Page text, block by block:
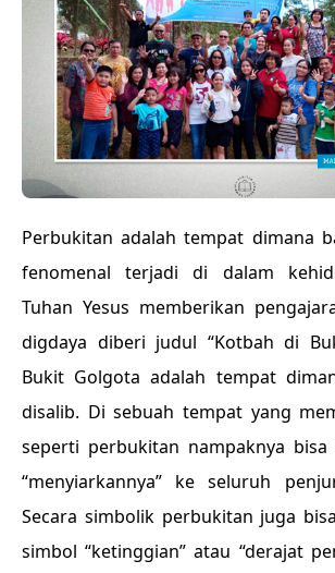
Perbukitan adalah tempat dimana
fenomenal terjadi di dalam
Tuhan Yesus memberikan
digdaya diberi judul “Kotbah di
Bukit Golgota adalah tempat
disalib. Di sebuah tempat yang
seperti perbukitan nampaknya bisa
“menyiarkannya” ke seluruh
Secara simbolik perbukitan juga
simbol “ketinggian” atau “derajat